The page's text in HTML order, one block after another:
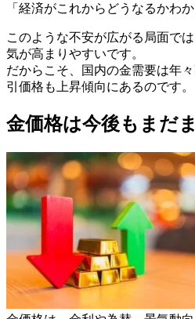
「経済がこれからどうなるかわか
このような不安が広がる局面で
気が高まりやすいです。
だからこそ、国内の金需要は年
引価格も上昇傾向にあるのです。
金価格は今後もまだ